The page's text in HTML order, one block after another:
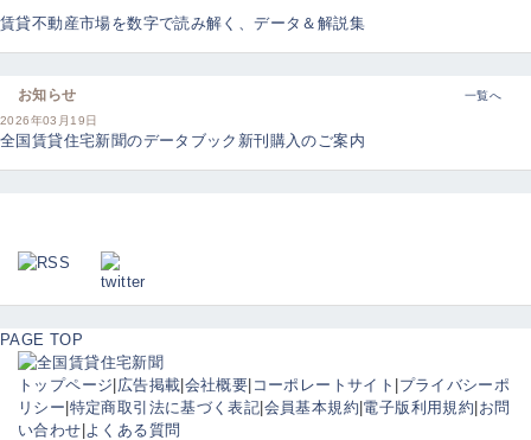
賃貸不動産市場を数字で読み解く、データ＆解説集
お知らせ
一覧へ
2026年03月19日
全国賃貸住宅新聞のデータブック新刊購入のご案内
PAGE TOP
トップページ 広告掲載 会社概要 コーポレートサイト プライバシーポ
リシー 特定商取引法に基づく表記 会員基本規約 電子版利用規約 お問
い合わせ よくある質問